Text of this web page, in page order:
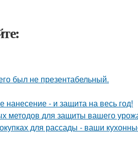
был не презентабельный.
нанесение - и защита на весь год!
методов для защиты вашего
для рассады - ваши